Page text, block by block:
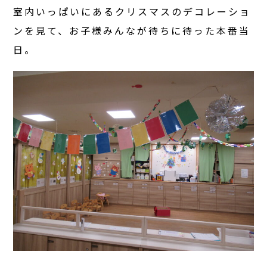
室内いっぱいにあるクリスマスのデコレーショ
ンを見て、お子様みんなが待ちに待った本番当
日。